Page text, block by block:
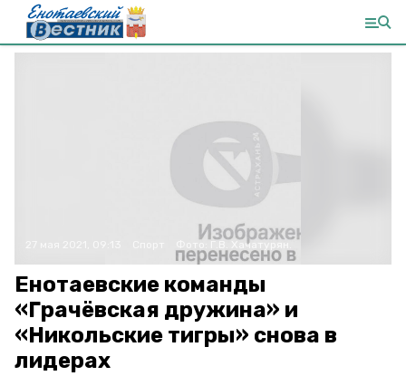
Г.В. Хачатурян.
Енотаевские команды
«Грачёвская дружина» и
«Никольские тигры» снова в
лидерах